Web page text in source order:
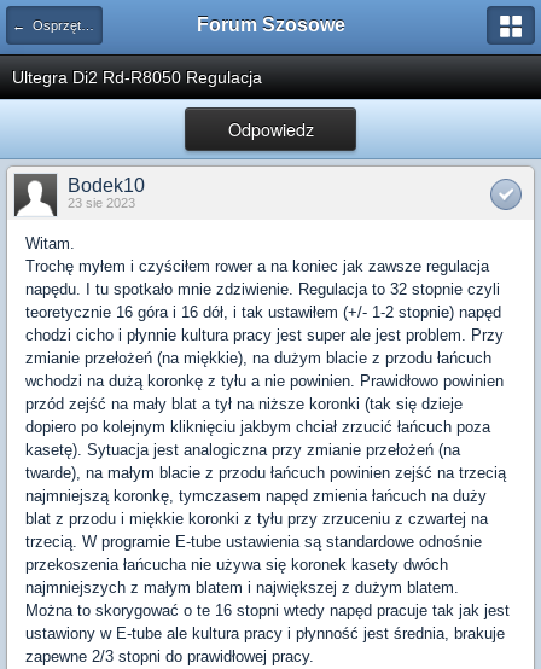
← Osprzęt, podzespoły Forum Szosowe
Ultegra Di2 Rd-R8050 Regulacja
Odpowiedz
Bodek10
23 sie 2023
Witam.
Trochę myłem i czyściłem rower a na koniec jak zawsze regulacja
napędu. I tu spotkało mnie zdziwienie. Regulacja to 32 stopnie czyli
teoretycznie 16 góra i 16 dół, i tak ustawiłem (+/- 1-2 stopnie) napęd
chodzi cicho i płynnie kultura pracy jest super ale jest problem. Przy
zmianie przełożeń (na miękkie), na dużym blacie z przodu łańcuch
wchodzi na dużą koronkę z tyłu a nie powinien. Prawidłowo powinien
przód zejść na mały blat a tył na niższe koronki (tak się dzieje
dopiero po kolejnym kliknięciu jakbym chciał zrzucić łańcuch poza
kasetę). Sytuacja jest analogiczna przy zmianie przełożeń (na
twarde), na małym blacie z przodu łańcuch powinien zejść na trzecią
najmniejszą koronkę, tymczasem napęd zmienia łańcuch na duży
blat z przodu i miękkie koronki z tyłu przy zrzuceniu z czwartej na
trzecią. W programie E-tube ustawienia są standardowe odnośnie
przekoszenia łańcucha nie używa się koronek kasety dwóch
najmniejszych z małym blatem i największej z dużym blatem.
Można to skorygować o te 16 stopni wtedy napęd pracuje tak jak jest
ustawiony w E-tube ale kultura pracy i płynność jest średnia, brakuje
zapewne 2/3 stopni do prawidłowej pracy.